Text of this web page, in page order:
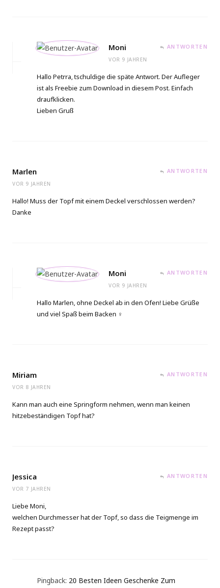
Moni
VOR 9 JAHREN
ANTWORTEN
Hallo Petrra, tschuldige die späte Antwort. Der Aufleger
ist als Freebie zum Download in diesem Post. Einfach
draufklicken.
Lieben Gruß
Marlen
VOR 9 JAHREN
ANTWORTEN
Hallo! Muss der Topf mit einem Deckel verschlossen werden?
Danke
Moni
VOR 9 JAHREN
ANTWORTEN
Hallo Marlen, ohne Deckel ab in den Ofen! Liebe Grüße
und viel Spaß beim Backen ‍♀️
Miriam
VOR 8 JAHREN
ANTWORTEN
Kann man auch eine Springform nehmen, wenn man keinen
hitzebeständigen Topf hat?
Jessica
VOR 7 JAHREN
ANTWORTEN
Liebe Moni,
welchen Durchmesser hat der Topf, so dass die Teigmenge im
Rezept passt?
Pingback: 20 Besten Ideen Geschenke Zum